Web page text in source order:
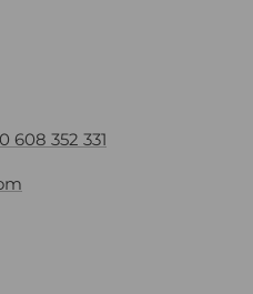
608 352 331